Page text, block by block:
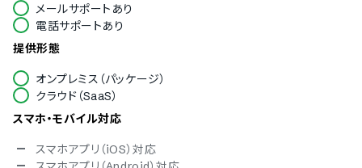
メールサポートあり
電話サポートあり
提供形態
オンプレミス（パッケージ）
クラウド（SaaS）
スマホ・モバイル対応
スマホアプリ（iOS）対応